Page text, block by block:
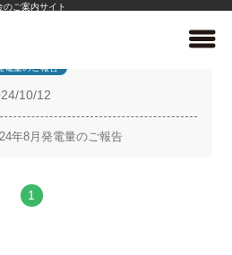
ご案内サイト
10/12
電量のご報告
年8月発電量のご報告
1